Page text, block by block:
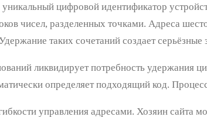
цифровой идентификатор
чисел, разделенных точками. Адреса
таких сочетаний создает серьёзные
ликвидирует потребность удержания
определяет подходящий код.
управления адресами. Хозяин сайта